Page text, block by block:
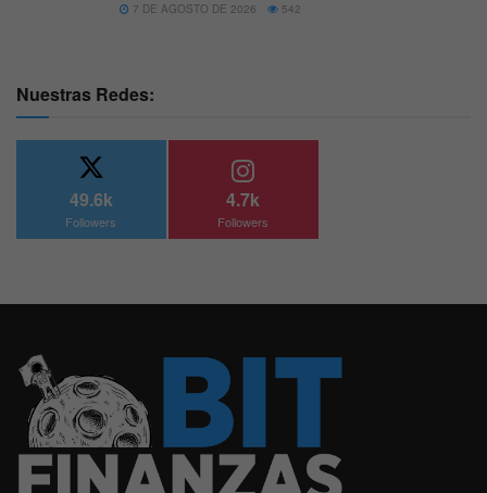
7 DE AGOSTO DE 2026 542
Nuestras Redes:
49.6k
Followers
4.7k
Followers